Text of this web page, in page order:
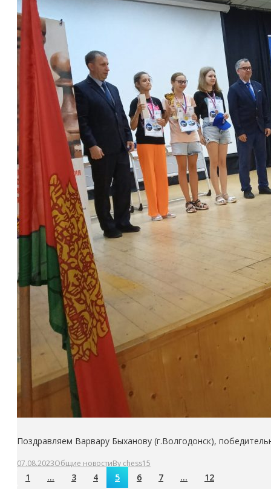
Поздравляем Варвару Быханову (г.Волгодонск),
07.08.2023Общие новостиBy chess15
1 … 3 4 5 6 7 …
12